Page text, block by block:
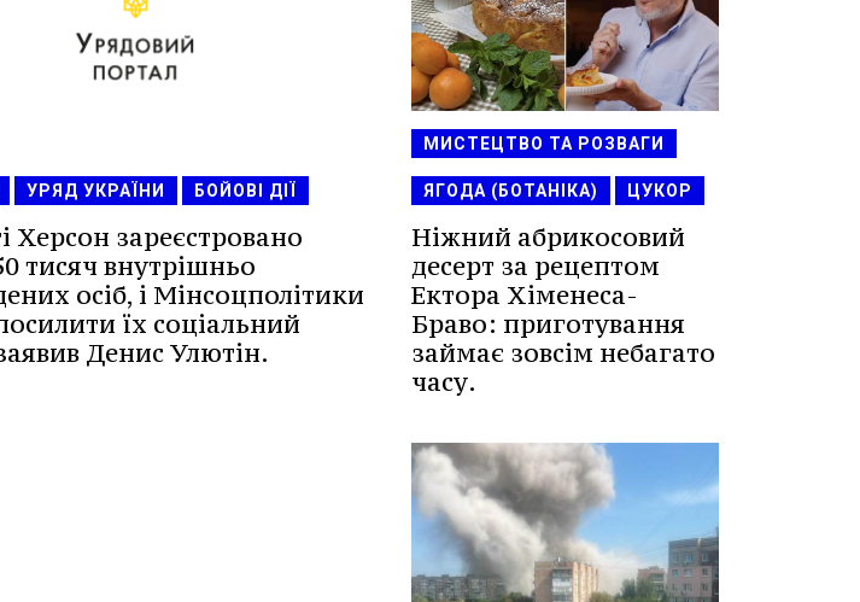
УРЯД УКРАЇНИ БОЙОВІ ДІЇ
Херсон зареєстровано
тисяч внутрішньо
осіб, і Мінсоцполітики
їх соціальний
Денис Улютін.
МИСТЕЦТВО ТА РОЗВАГИ
ЯГОДА (БОТАНІКА) ЦУКОР
Ніжний абрикосовий
десерт за рецептом
Ектора Хіменеса-
Браво: приготування
займає зовсім небагато
часу.